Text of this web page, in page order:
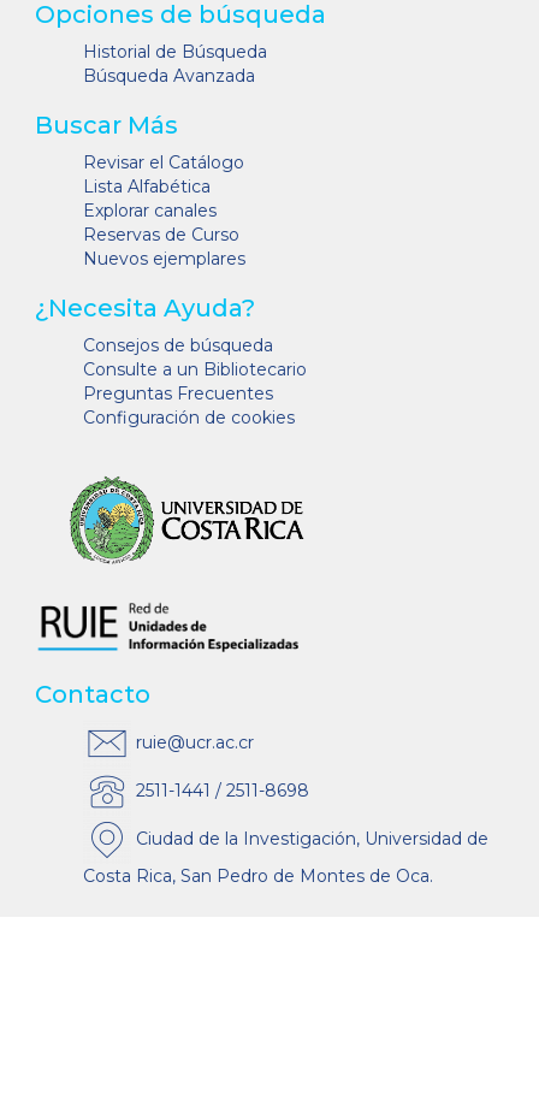
Opciones de búsqueda
Historial de Búsqueda
Búsqueda Avanzada
Buscar Más
Revisar el Catálogo
Lista Alfabética
Explorar canales
Reservas de Curso
Nuevos ejemplares
¿Necesita Ayuda?
Consejos de búsqueda
Consulte a un Bibliotecario
Preguntas Frecuentes
Configuración de cookies
Contacto
ruie@ucr.ac.cr
2511-1441 / 2511-8698
Ciudad de la Investigación, Universidad de
Costa Rica, San Pedro de Montes de Oca.